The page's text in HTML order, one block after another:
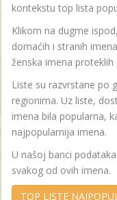
kontekstu top lista
Klikom na dugme
domaćih i stranih
ženska imena proteklih
Liste su razvrstane po
regionima. Uz liste,
imena bila popularna,
najpopularnija imena.
U našoj banci
svakog od ovih imena.
TOP LISTE